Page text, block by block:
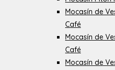
Mocasín de
Café
Mocasín de
Café
Mocasín de